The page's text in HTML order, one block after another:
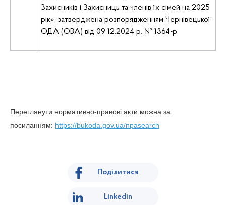
Захисників і Захисниць та членів їх сімей на 2025
рік», затверджена розпорядженням Чернівецької
ОДА (ОВА) від 09 12.2024 р. № 1364-р
Переглянути нормативно-правові акти можна за
посиланням: https://bukoda gov. ua/npasearch
Поділитися
Linkedin